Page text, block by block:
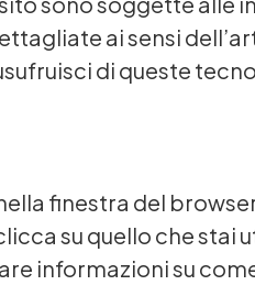
ai sensi
di queste
finestra del
su quello che stai
informazioni su